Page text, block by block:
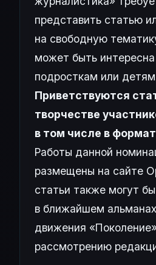
представить статью
на свободную
может быть
подросткам или
Приветствуются
творчестве
в том числе в
Работы данной
размещены на сайте
статьи также могут
в ближайшем
движения
рассмотрению